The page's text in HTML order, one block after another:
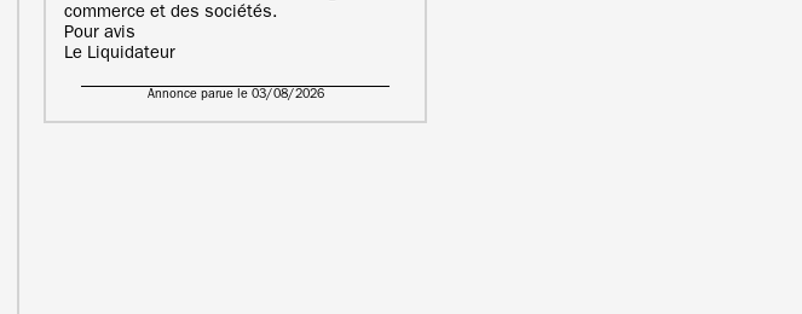
commerce et des sociétés.
Pour avis
Le Liquidateur
Annonce parue le 03/08/2026